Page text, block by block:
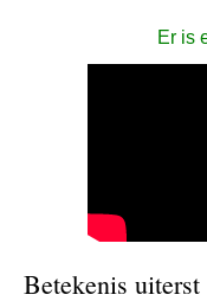
Er is
Betekenis uiterst